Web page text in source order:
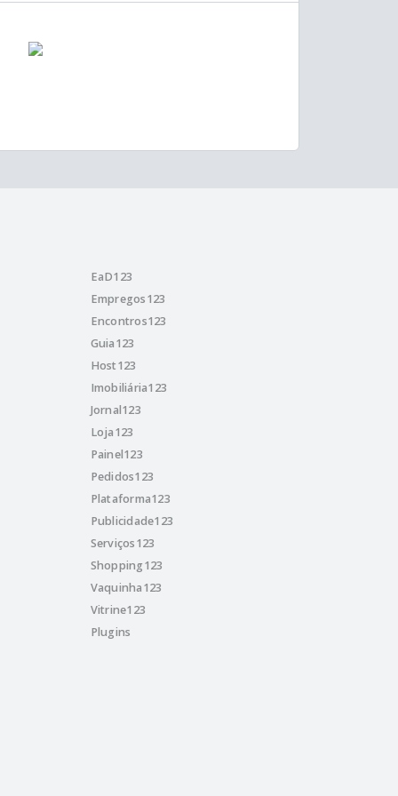
EaD123
Empregos123
Encontros123
Guia123
Host123
Imobiliária123
Jornal123
Loja123
Painel123
Pedidos123
Plataforma123
Publicidade123
Serviços123
Shopping123
Vaquinha123
Vitrine123
Plugins